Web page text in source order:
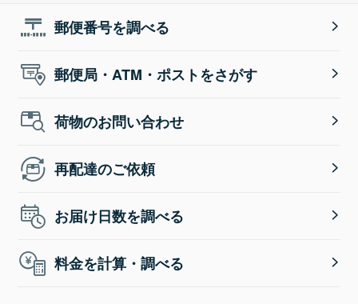
郵便番号を調べる
郵便局・ATM・ポストをさがす
荷物のお問い合わせ
再配達のご依頼
お届け日数を調べる
料金を計算・調べる